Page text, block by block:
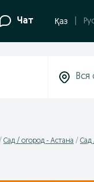
Чат Қаз
Сад / огород - Астана Сад